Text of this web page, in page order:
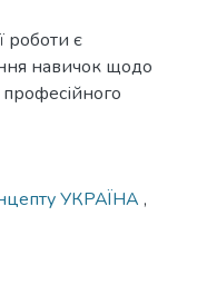
роботи є
навичок щодо
УКРАЇНА ,